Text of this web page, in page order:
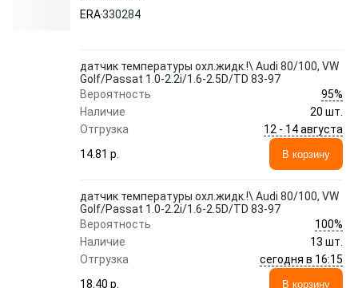
ERA330284
датчик температуры охл.жидк.!\ Audi 80/100, VW
Golf/Passat 1.0-2.2i/1.6-2.5D/TD 83-97
Вероятность
95%
Наличие
20 шт.
Отгрузка
12 - 14 августа
14.81 p.
В корзину
датчик температуры охл.жидк.!\ Audi 80/100, VW
Golf/Passat 1.0-2.2i/1.6-2.5D/TD 83-97
Вероятность
100%
Наличие
13 шт.
Отгрузка
сегодня в 16:15
18.40 p.
В корзину